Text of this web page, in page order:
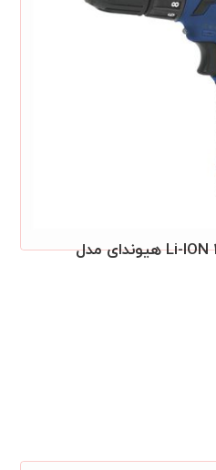
دریل شارژی دو سرعته Li-ION ۱۴V هیوندای مدل